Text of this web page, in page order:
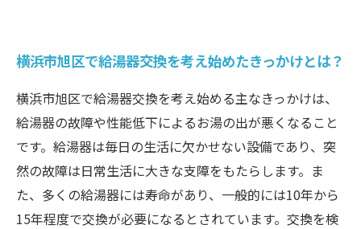
の選び方
給湯器交換後の快適な生活を手に入れるために
押さえるべきこと
給湯器交換を失敗しないための７つのポイント
を総まとめ
横浜市旭区の皆様へ：安心できる給湯器交換の
ための完全ガイド
横浜市旭区で給湯器交換を考え始めたきっかけとは？
横浜市旭区で給湯器交換を考え始める主なきっかけは、
給湯器の故障や性能低下によるお湯の出が悪くなること
です。給湯器は毎日の生活に欠かせない設備であり、突
然の故障は日常生活に大きな支障をもたらします。ま
た、多くの給湯器には寿命があり、一般的には10年から
15年程度で交換が必要になるとされています。交換を検